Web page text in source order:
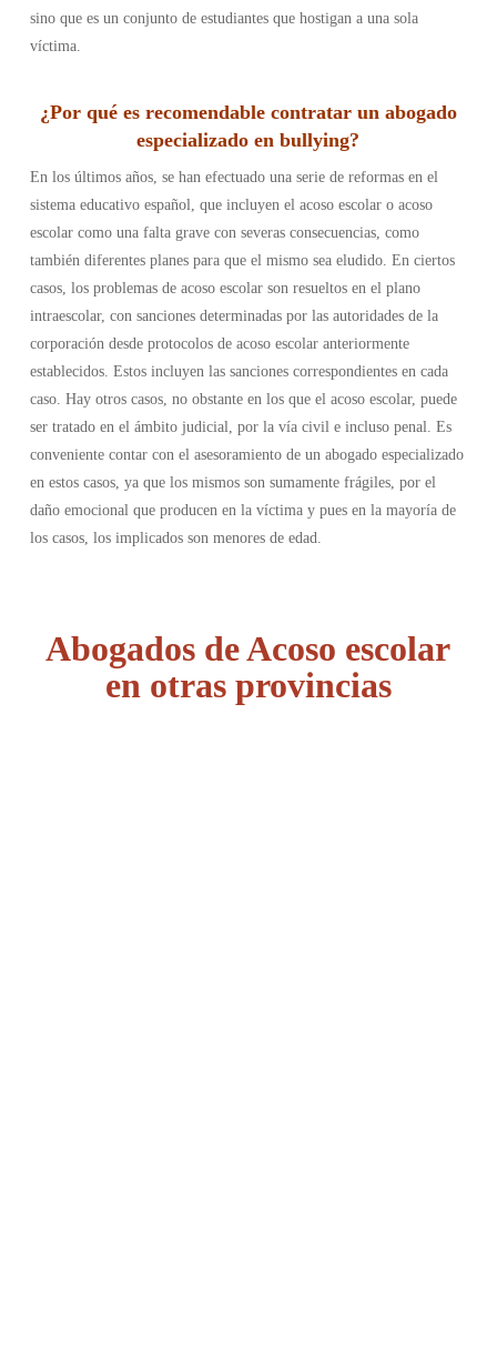
sino que es un conjunto de estudiantes que hostigan a una sola
víctima.
¿Por qué es recomendable contratar un abogado
especializado en bullying?
En los últimos años, se han efectuado una serie de reformas en el
sistema educativo español, que incluyen el acoso escolar o acoso
escolar como una falta grave con severas consecuencias, como
también diferentes planes para que el mismo sea eludido. En ciertos
casos, los problemas de acoso escolar son resueltos en el plano
intraescolar, con sanciones determinadas por las autoridades de la
corporación desde protocolos de acoso escolar anteriormente
establecidos. Estos incluyen las sanciones correspondientes en cada
caso. Hay otros casos, no obstante en los que el acoso escolar, puede
ser tratado en el ámbito judicial, por la vía civil e incluso penal. Es
conveniente contar con el asesoramiento de un abogado especializado
en estos casos, ya que los mismos son sumamente frágiles, por el
daño emocional que producen en la víctima y pues en la mayoría de
los casos, los implicados son menores de edad.
Abogados de Acoso escolar
en otras provincias